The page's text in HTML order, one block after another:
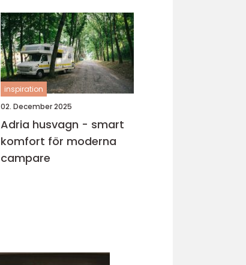
inspiration
02. December 2025
Adria husvagn - smart
komfort för moderna
campare